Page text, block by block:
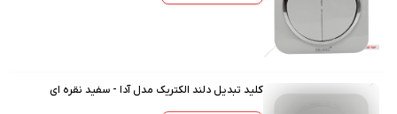
کلید تبدیل دلند الکتریک مدل آدا - سفید نقره ای